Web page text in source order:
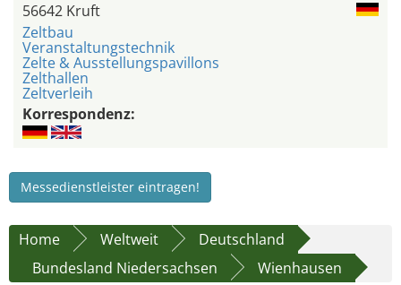
56642 Kruft
Zeltbau
Veranstaltungstechnik
Zelte & Ausstellungspavillons
Zelthallen
Zeltverleih
Korrespondenz:
Messedienstleister eintragen!
Home Weltweit
Deutschland
Bundesland Niedersachsen
Wienhausen